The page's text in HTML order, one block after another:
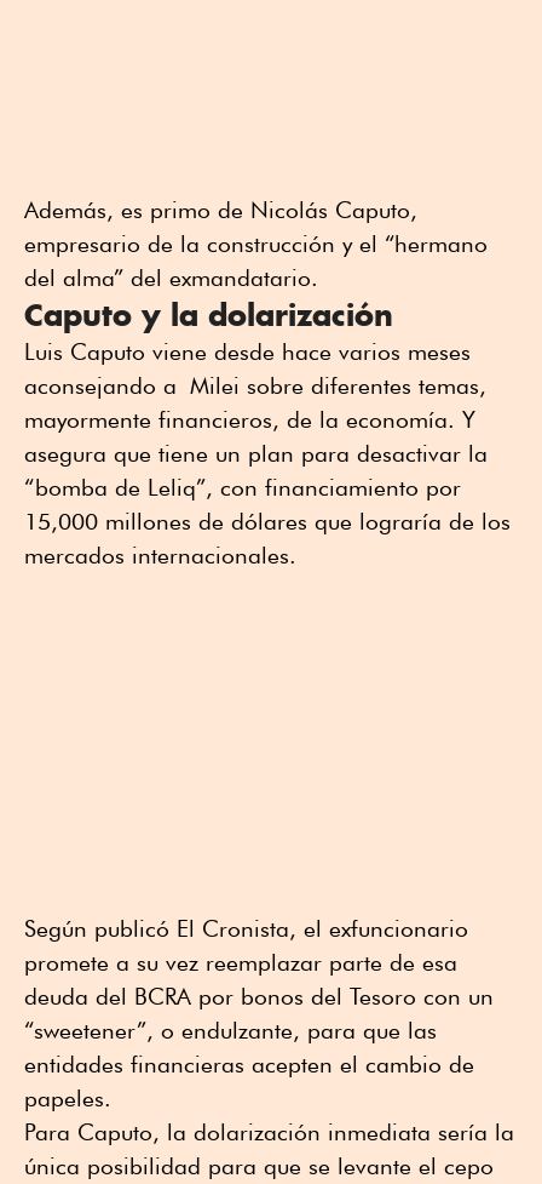
Además, es primo de Nicolás Caputo,
empresario de la construcción y el “hermano
del alma” del exmandatario.
Caputo y la dolarización
Luis Caputo viene desde hace varios meses
aconsejando a Milei sobre diferentes temas,
mayormente financieros, de la economía. Y
asegura que tiene un plan para desactivar la
“bomba de Leliq”, con financiamiento por
15,000 millones de dólares que lograría de los
mercados internacionales.
Según publicó El Cronista, el exfuncionario
promete a su vez reemplazar parte de esa
deuda del BCRA por bonos del Tesoro con un
“sweetener”, o endulzante, para que las
entidades financieras acepten el cambio de
papeles.
Para Caputo, la dolarización inmediata sería la
única posibilidad para que se levante el cepo